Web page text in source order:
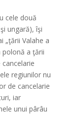
cele două
ungară), îşi
„ţării Valahe a
polonă a ţării
regiunilor nu
de cancelarie
iar
unui pârâu